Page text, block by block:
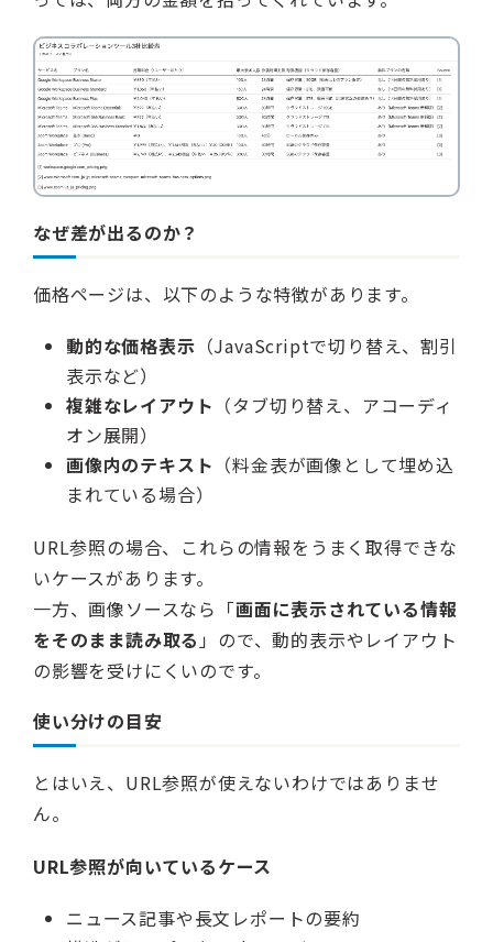
なぜ差が出るのか？
価格ページは、以下のような特徴があります。
動的な価格表示 （JavaScriptで切り替え、割引
表示など）
複雑なレイアウト （タブ切り替え、アコーディ
オン展開）
画像内のテキスト （料金表が画像として埋め込
まれている場合）
URL参照の場合、これらの情報をうまく取得できな
いケースがあります。
一方、画像ソースなら「画面に表示されている情報
をそのまま読み取る 」ので、動的表示やレイアウト
の影響を受けにくいのです。
使い分けの目安
とはいえ、URL参照が使えないわけではありませ
ん。
URL参照が向いているケース
ニュース記事や長文レポートの要約